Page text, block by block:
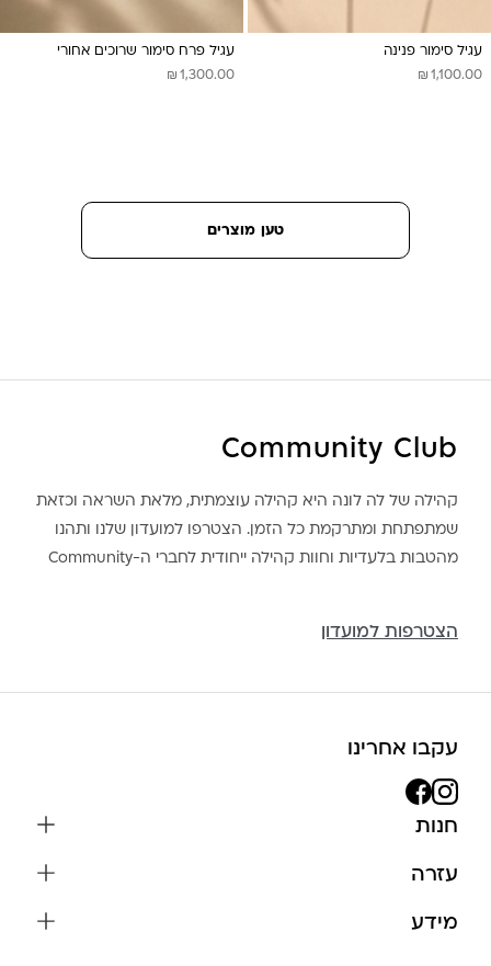
עגיל סימור פנינה
₪ 1,100.00
עגיל פרח סימור שרוכים אחורי
₪ 1,300.00
טען מוצרים
Community Club
קהילה של לה לונה היא קהילה עוצמתית, מלאת השראה וכזאת
שמתפתחת ומתרקמת כל הזמן. הצטרפו למועדון שלנו ותהנו
מהטבות בלעדיות וחוות קהילה ייחודית לחברי ה-Community
הצטרפות למועדון
עקבו אחרינו
חנות
צמידים
עזרה
מידע